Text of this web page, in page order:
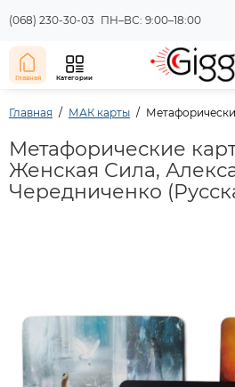
(068) 230-30-03 ПН–ВС: 9:00–18:00
Главная Категории
Главная МАК карты
Метафорические
Женская Сила,
Чередниченко